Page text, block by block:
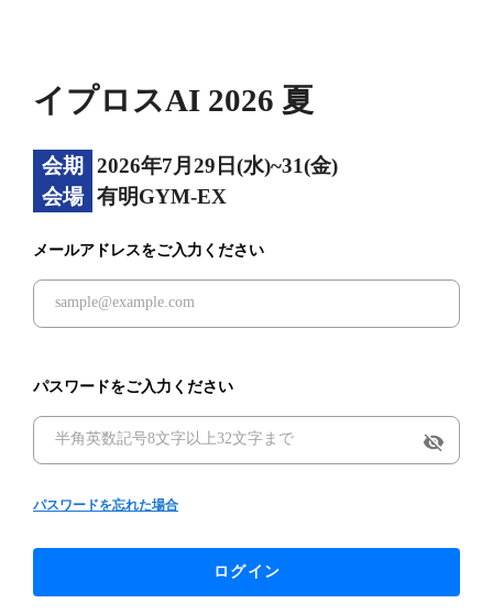
イプロスAI 2026 夏
会期
2026年7月29日(水)~31(金)
会場 有明GYM-EX
メールアドレスをご入力ください
パスワードをご入力ください
visibility_off
パスワードを忘れた場合
ログイン